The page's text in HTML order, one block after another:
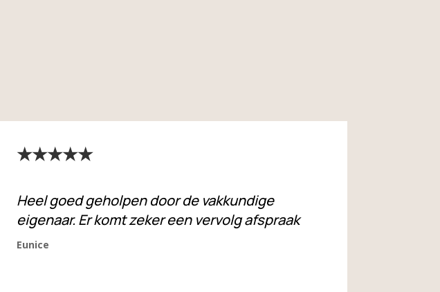
★★★★★
Heel goed geholpen door de vakkundige
eigenaar. Er komt zeker een vervolg afspraak
Eunice